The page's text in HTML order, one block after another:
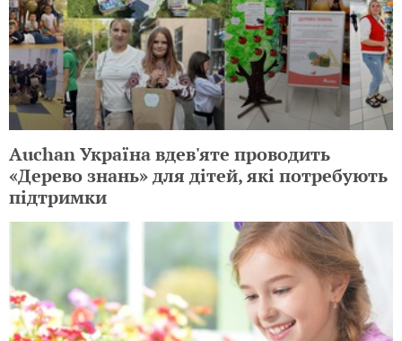
Auchan Україна вдев'яте проводить
«Дерево знань» для дітей, які потребують
підтримки